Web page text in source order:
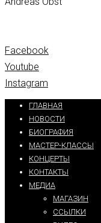
Facebook
Youtube
Instagram
ГЛАВНАЯ
НОВОСТИ
БИОГРАФИЯ
МАСТЕР-КЛАССЫ
КОНЦЕРТЫ
КОНТАКТЫ
МЕДИА
МАГАЗИН
ССЫЛКИ